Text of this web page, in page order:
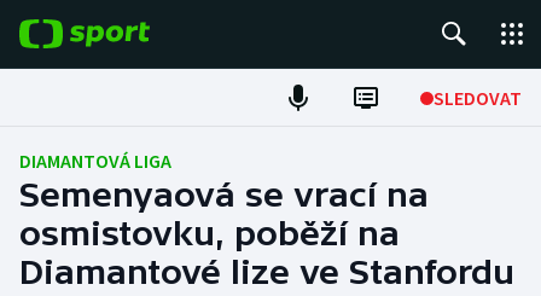
SLEDOVAT
Fotbal
Hokej
Tenis
DIAMANTOVÁ LIGA
Semenyaová se vrací na
osmistovku, poběží na
Diamantové lize ve Stanfordu